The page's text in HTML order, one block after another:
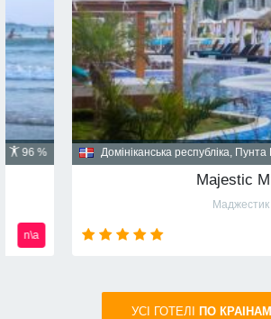
Домініканська республіка, Пунта Кана
Majestic Mirage 5*
Маджестик Мираж
УСI ГОТЕЛІ ПО КРАIНАМ